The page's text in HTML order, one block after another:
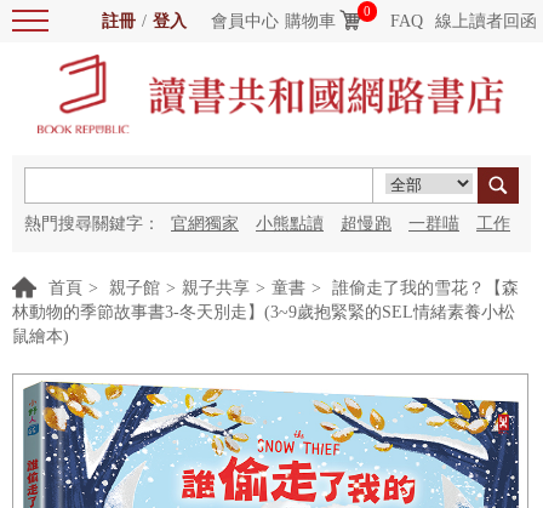
註冊 / 登入 會員中心 購物車
0
FAQ 線上讀者回函
熱門搜尋關鍵字： 官網獨家 小熊點讀 超慢跑 一群喵 工作
首頁 > 親子館 > 親子共享 > 童書 >
誰偷走了我的雪花？【森
林動物的季節故事書3-冬天別走】(3~9歲抱緊緊的SEL情緒素養小松
鼠繪本)